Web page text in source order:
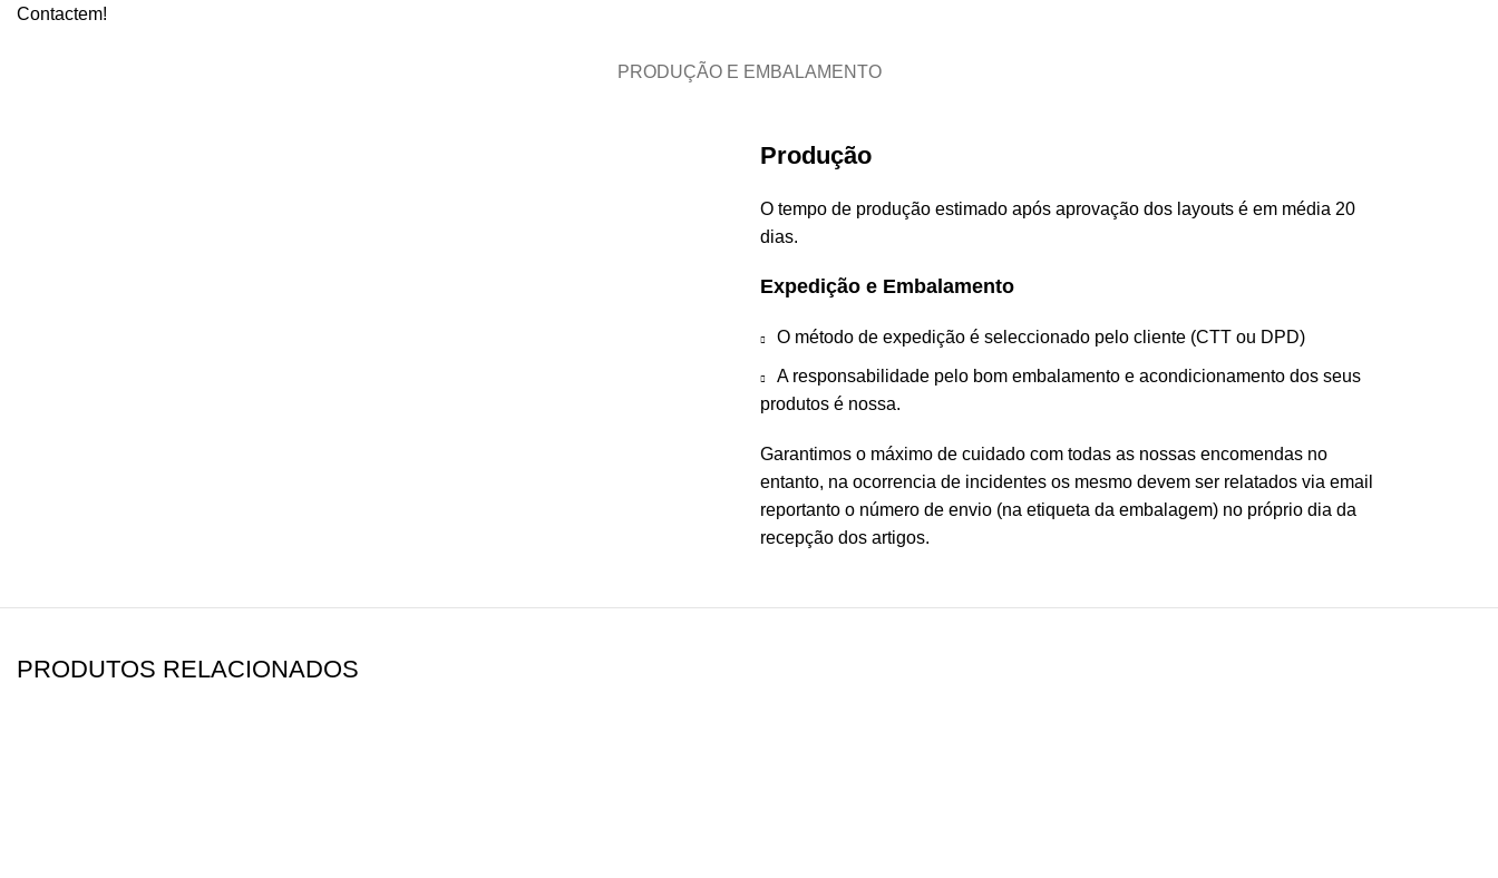
Contactem!
PRODUÇÃO E EMBALAMENTO
Produção
O tempo de produção estimado após aprovação dos layouts é em média 20
dias.
Expedição e Embalamento
O método de expedição é seleccionado pelo cliente (CTT ou DPD)
A responsabilidade pelo bom embalamento e acondicionamento dos seus
produtos é nossa.
Garantimos o máximo de cuidado com todas as nossas encomendas no
entanto, na ocorrencia de incidentes os mesmo devem ser relatados via email
reportanto o número de envio (na etiqueta da embalagem) no próprio dia da
recepção dos artigos.
PRODUTOS RELACIONADOS